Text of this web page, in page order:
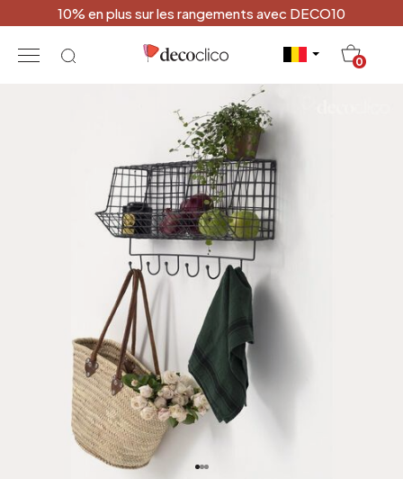
10% en plus sur les rangements avec DECO10
0